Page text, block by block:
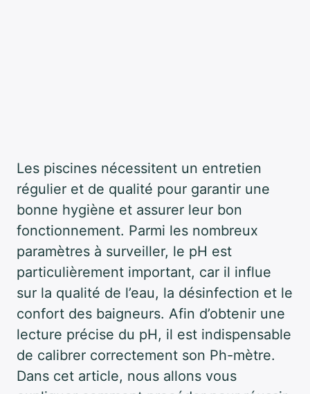
Les piscines nécessitent un entretien
régulier et de qualité pour garantir une
bonne hygiène et assurer leur bon
fonctionnement. Parmi les nombreux
paramètres à surveiller, le pH est
particulièrement important, car il influe
sur la qualité de l’eau, la désinfection et le
confort des baigneurs. Afin d’obtenir une
lecture précise du pH, il est indispensable
de calibrer correctement son Ph-mètre.
Dans cet article, nous allons vous